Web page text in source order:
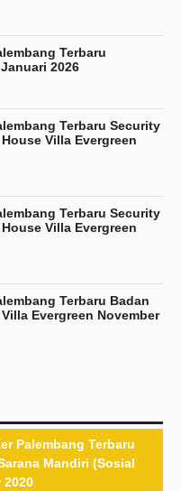
Terbaru
2026
Terbaru Security
Villa Evergreen
Terbaru Security
Villa Evergreen
Terbaru Badan
Evergreen November
Palembang Terbaru
Mandiri (Sosial
2020